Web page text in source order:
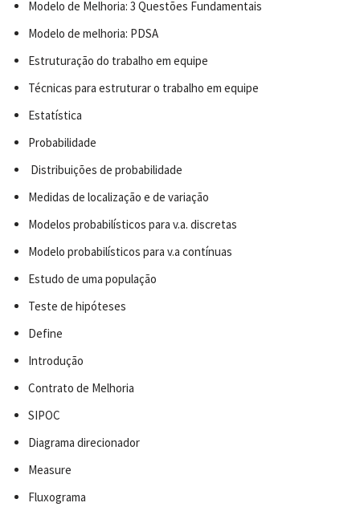
Modelo de Melhoria: 3 Questões Fundamentais
Modelo de melhoria: PDSA
Estruturação do trabalho em equipe
Técnicas para estruturar o trabalho em equipe
Estatística
Probabilidade
Distribuições de probabilidade
Medidas de localização e de variação
Modelos probabilísticos para v.a. discretas
Modelo probabilísticos para v.a contínuas
Estudo de uma população
Teste de hipóteses
Define
Introdução
Contrato de Melhoria
SIPOC
Diagrama direcionador
Measure
Fluxograma